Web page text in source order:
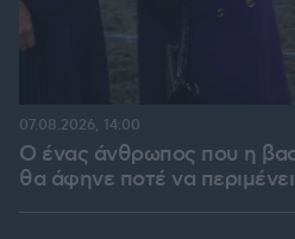
Ο ένας άνθρωπος που η
θα άφηνε ποτέ να
07.08.2026, 14:00